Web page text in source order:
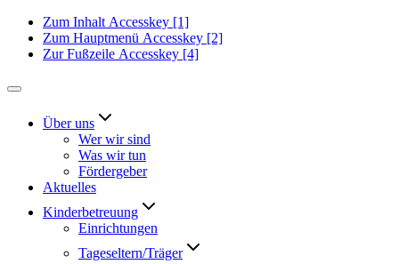
Zum Inhalt Accesskey [1]
Zum Hauptmenü Accesskey [2]
Zur Fußzeile Accesskey [4]
Über uns
Wer wir sind
Was wir tun
Fördergeber
Aktuelles
Kinderbetreuung
Einrichtungen
Tageseltern/Träger